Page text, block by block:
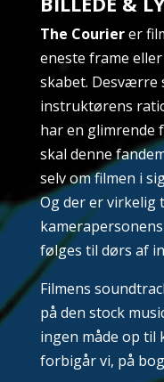
The Courierer
eneste frame
skabet. Desværre
instruktørens
har en glimrende
skal denne
selv om filmen i
Og der er virkelig
følges til dørs af
Filmens
på den stock
ingen måde op til
forbigår vi, på